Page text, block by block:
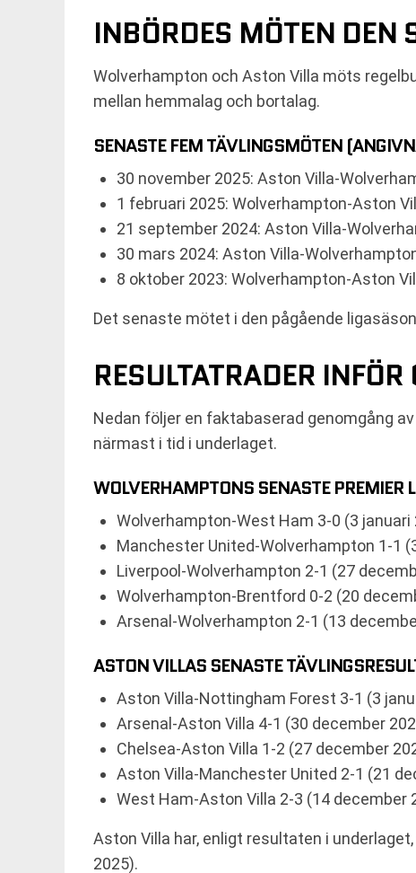
INBÖRDES MÖTEN DEN
Wolverhampton och Aston Villa möts
mellan hemmalag och bortalag.
SENASTE FEM TÄVLINGSMÖTEN
30 november 2025: Aston Villa-
1 februari 2025: Wolverhampton-Aston
21 september 2024: Aston Villa-
30 mars 2024: Aston Villa-
8 oktober 2023: Wolverhampton-Aston
Det senaste mötet i den pågående
RESULTATRADER
Nedan följer en faktabaserad genomgång
närmast i tid i underlaget.
WOLVERHAMPTONS SENASTE PREMIER
Wolverhampton-West Ham 3-0 (3 januari
Manchester United-Wolverhampton 1-1
Liverpool-Wolverhampton 2-1 (27
Wolverhampton-Brentford 0-2 (20
Arsenal-Wolverhampton 2-1 (13
ASTON VILLAS SENASTE
Aston Villa-Nottingham Forest 3-1 (3
Arsenal-Aston Villa 4-1 (30 december
Chelsea-Aston Villa 1-2 (27 december
Aston Villa-Manchester United 2-1 (21
West Ham-Aston Villa 2-3 (14 december
Aston Villa har, enligt resultaten i
2025).